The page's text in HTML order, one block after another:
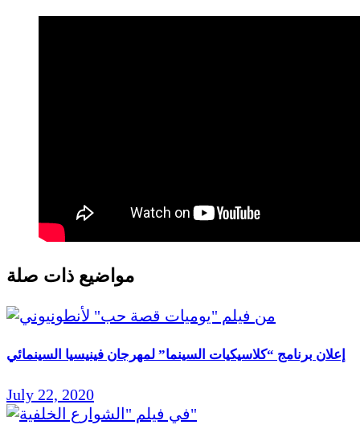
مواضيع ذات صلة
إعلان برنامج “كلاسيكيات السينما” لمهرجان فينيسيا السينمائي
July 22, 2020